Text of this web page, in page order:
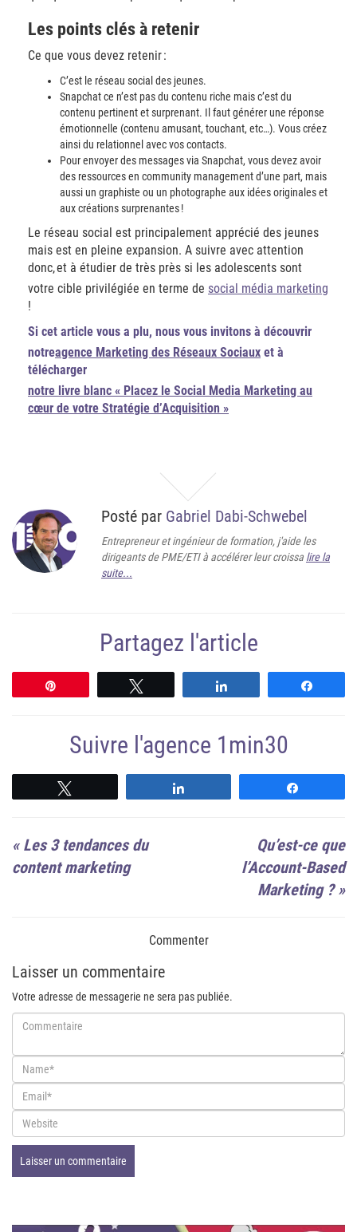
Les points clés à retenir
Ce que vous devez retenir :
C’est le réseau social des jeunes.
Snapchat ce n’est pas du contenu riche mais c’est du
contenu pertinent et surprenant. Il faut générer une réponse
émotionnelle (contenu amusant, touchant, etc…). Vous créez
ainsi du relationnel avec vos contacts.
Pour envoyer des messages via Snapchat, vous devez avoir
des ressources en community management d’une part, mais
aussi un graphiste ou un photographe aux idées originales et
aux créations surprenantes !
Le réseau social est principalement apprécié des jeunes
mais est en pleine expansion. A suivre avec attention
donc, et à étudier de très près si les adolescents sont
votre cible privilégiée en terme de social média marketing
!
Si cet article vous a plu, nous vous invitons à découvrir
notreagence Marketing des Réseaux Sociaux et à
télécharger
notre livre blanc « Placez le Social Media Marketing au
cœur de votre Stratégie d’Acquisition »
Posté par Gabriel Dabi-Schwebel
Entrepreneur et ingénieur de formation, j'aide les
dirigeants de PME/ETI à accélérer leur croissa lire la
suite...
Partagez l'article
Suivre l'agence 1min30
« Les 3 tendances du
content marketing
Qu’est-ce que
l’Account-Based
Marketing ?»
Commenter
Laisser un commentaire
Votre adresse de messagerie ne sera pas publiée.